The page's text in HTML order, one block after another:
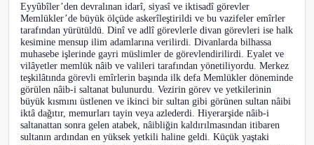
Eyyûbîler’den devralınan idarî, siyasî ve iktisadî görevler
Memlükler’de büyük ölçüde askerîleştirildi ve bu vazifeler emîrler
tarafından yürütüldü. Dinî ve adlî görevlerle divan görevleri ise halk
kesimine mensup ilim adamlarına verilirdi. Divanlarda bilhassa
muhasebe işlerinde gayri müslimler de görevlendirilirdi. Eyalet ve
vilâyetler memlük nâib ve valileri tarafından yönetiliyordu. Merkez
teşkilâtında görevli emîrlerin başında ilk defa Memlükler döneminde
görülen nâib-i saltanat bulunurdu. Vezirin görev ve yetkilerinin
büyük kısmını üstlenen ve ikinci bir sultan gibi görünen sultan nâibi
iktâ dağıtır, memurları tayin veya azlederdi. Hiyerarşide nâib-i
saltanattan sonra gelen atabek, nâibliğin kaldırılmasından itibaren
sultanın ardından en yüksek yetkili haline geldi. Küçük yaştaki